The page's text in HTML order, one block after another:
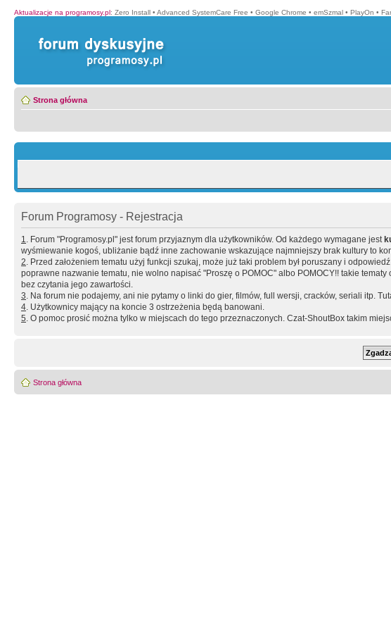
Aktualizacje na programosy.pl: Zero Install • Advanced SystemCare Free • Google Chrome • emSzmal • PlayOn •
Strona główna
Forum Programosy - Rejestracja
1. Forum "Programosy.pl" jest forum przyjaznym dla użytkowników. Od każdego wymagane jest
wyśmiewanie kogoś, ubliżanie bądź inne zachowanie wskazujące najmniejszy brak kultury to
2. Przed założeniem tematu użyj funkcji szukaj, może już taki problem był poruszany i
poprawne nazwanie tematu, nie wolno napisać "Proszę o POMOC" albo POMOCY!! takie
bez czytania jego zawartości.
3. Na forum nie podajemy, ani nie pytamy o linki do gier, filmów, full wersji, cracków, seriali itp.
4. Użytkownicy mający na koncie 3 ostrzeżenia będą banowani.
5. O pomoc prosić można tylko w miejscach do tego przeznaczonych. Czat-ShoutBox takim
Strona główna